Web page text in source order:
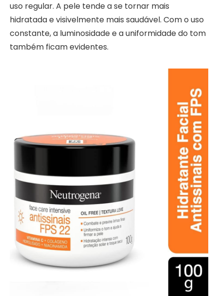
uso regular. A pele tende a se tornar mais
hidratada e visivelmente mais saudável. Com o uso
constante, a luminosidade e a uniformidade do tom
também ficam evidentes.